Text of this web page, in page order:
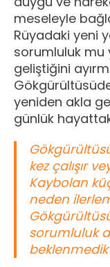
meseleyle
Rüyadaki yeni
sorumluluk mu
geliştiğini
yeniden akla
günlük
kez çalışır
Kaybolan
neden
sorumluluk